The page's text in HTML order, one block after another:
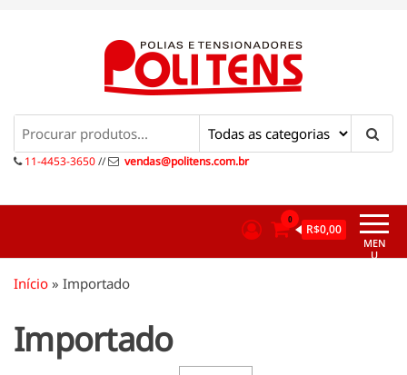
Politens Polias e tensionadores
11-4453-3650// vendas@politens.com.br
MEN
U
0
R$0,00
Início » Importado
Importado